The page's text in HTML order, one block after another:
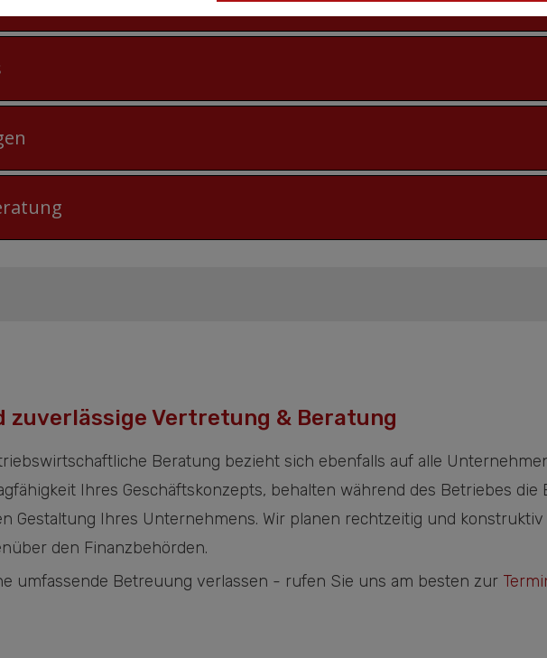
zuverlässige Vertretung & Beratung
Beratung bezieht sich ebenfalls auf alle
Ihres Geschäftskonzepts, behalten während des Betriebes
Gestaltung Ihres Unternehmens. Wir planen rechtzeitig und
den Finanzbehörden.
umfassende Betreuung verlassen - rufen Sie uns am besten zur